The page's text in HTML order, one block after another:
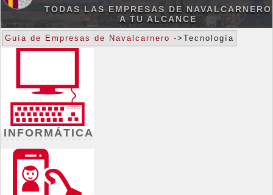
TODAS LAS EMPRESAS DE NAVALCARNERO
A TU ALCANCE
Guía de Empresas de Navalcarnero -> Tecnología
INFORMÁTICA